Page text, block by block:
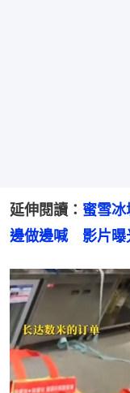
延伸閱讀： 蜜雪冰
邊做邊喊　影片曝